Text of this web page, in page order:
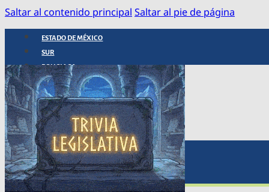
Saltar al contenido principal Saltar al pie de página
ESTADO DE MÉXICO
SUR
POLICIACA
NACIONAL
INTERNACIONAL
ARTE, CIENCIA Y TECNOLOGÍA
COLUMNAS
BAJO LA LUPA
RASTROS Y ROSTROS
VÍNCULOS ANIMALES